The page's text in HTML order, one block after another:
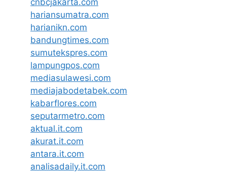
hariansumatra.com
harianikn.com
bandungtimes.com
sumutekspres.com
lampungpos.com
mediasulawesi.com
mediajabodetabek.com
kabarflores.com
seputarmetro.com
aktual.it.com
akurat.it.com
antara.it.com
analisadaily.it.com